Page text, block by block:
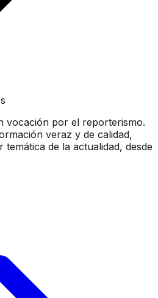
vocación por el reporterismo.
veraz y de calidad,
de la actualidad, desde